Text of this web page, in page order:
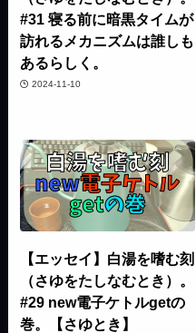
#31 寝る前に暗黒タイムが
訪れるメカニズムは誰しも
あるらしく。
2024-11-10
【エッセイ】白湯を嗜む刻
（さゆをたしなむとき）。
#29 new電子ケトルgetの
巻。【さゆとき】